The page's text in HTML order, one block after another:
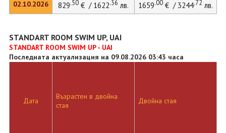
02.10.2026
829.50€ / 1622.36 лв. 1659.00€ / 3244.72 лв.
STANDART ROOM SWIM UP, UAI
STANDART ROOM SWIM UP - UAI
Последната актуализация на 09.08.2026 03:43 часа
Дата
Възрастен в двойна
стая
Двойна стая